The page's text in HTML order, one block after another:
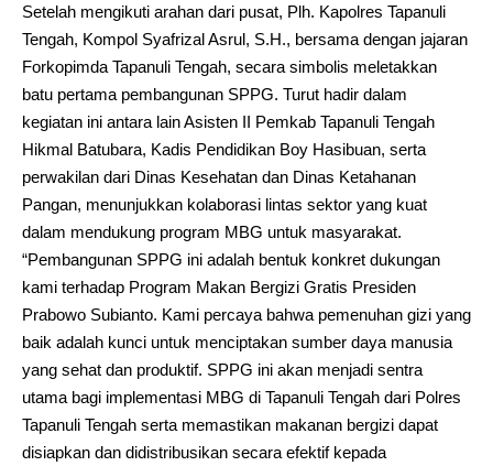
Setelah mengikuti arahan dari pusat, Plh. Kapolres Tapanuli
Tengah, Kompol Syafrizal Asrul, S.H., bersama dengan jajaran
Forkopimda Tapanuli Tengah, secara simbolis meletakkan
batu pertama pembangunan SPPG. Turut hadir dalam
kegiatan ini antara lain Asisten II Pemkab Tapanuli Tengah
Hikmal Batubara, Kadis Pendidikan Boy Hasibuan, serta
perwakilan dari Dinas Kesehatan dan Dinas Ketahanan
Pangan, menunjukkan kolaborasi lintas sektor yang kuat
dalam mendukung program MBG untuk masyarakat.
“Pembangunan SPPG ini adalah bentuk konkret dukungan
kami terhadap Program Makan Bergizi Gratis Presiden
Prabowo Subianto. Kami percaya bahwa pemenuhan gizi yang
baik adalah kunci untuk menciptakan sumber daya manusia
yang sehat dan produktif. SPPG ini akan menjadi sentra
utama bagi implementasi MBG di Tapanuli Tengah dari Polres
Tapanuli Tengah serta memastikan makanan bergizi dapat
disiapkan dan didistribusikan secara efektif kepada